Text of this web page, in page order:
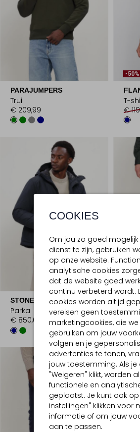
COOKIES
Om jou zo goed mogelijk
dienst te zijn, gebruiken
op onze website.
analytische cookies
dat de website goed
continu verbeterd wordt.
cookies worden altijd
vereisen geen
marketingcookies, die we
gebruiken om jouw
volgen en je
advertenties te tonen,
jouw toestemming. Als je
"Weigeren" klikt, worden
functionele en
geplaatst. Je kunt ook
instellingen" klikken voor
informatie of om jouw
aan te passen.
PARAJUMPERS
Trui
€ 209,99
-50%
T-
€
STONE ISLAND
Parka
€ 850,00
€